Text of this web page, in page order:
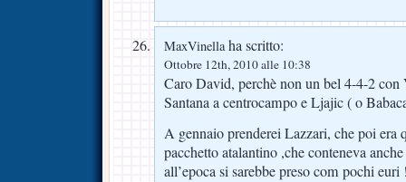
MaxVinellaha scritto:
Ottobre 12th, 2010 alle 10:38
Caro David, perchè non un bel 4-4-2 con
Santana a centrocampo e Ljajic ( o
A gennaio prenderei Lazzari, che poi era
pacchetto atalantino ,che conteneva
all’epoca si sarebbe preso com pochi euri